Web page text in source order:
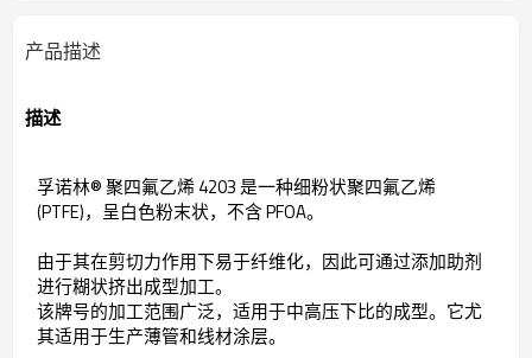
产品描述
描述
孚诺林® 聚四氟乙烯 4203 是一种细粉状聚四氟乙烯
(PTFE)，呈白色粉末状，不含 PFOA。
由于其在剪切力作用下易于纤维化，因此可通过添加助剂
进行糊状挤出成型加工。
该牌号的加工范围广泛，适用于中高压下比的成型。它尤
其适用于生产薄管和线材涂层。